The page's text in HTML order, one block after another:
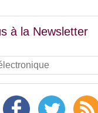
à la Newsletter